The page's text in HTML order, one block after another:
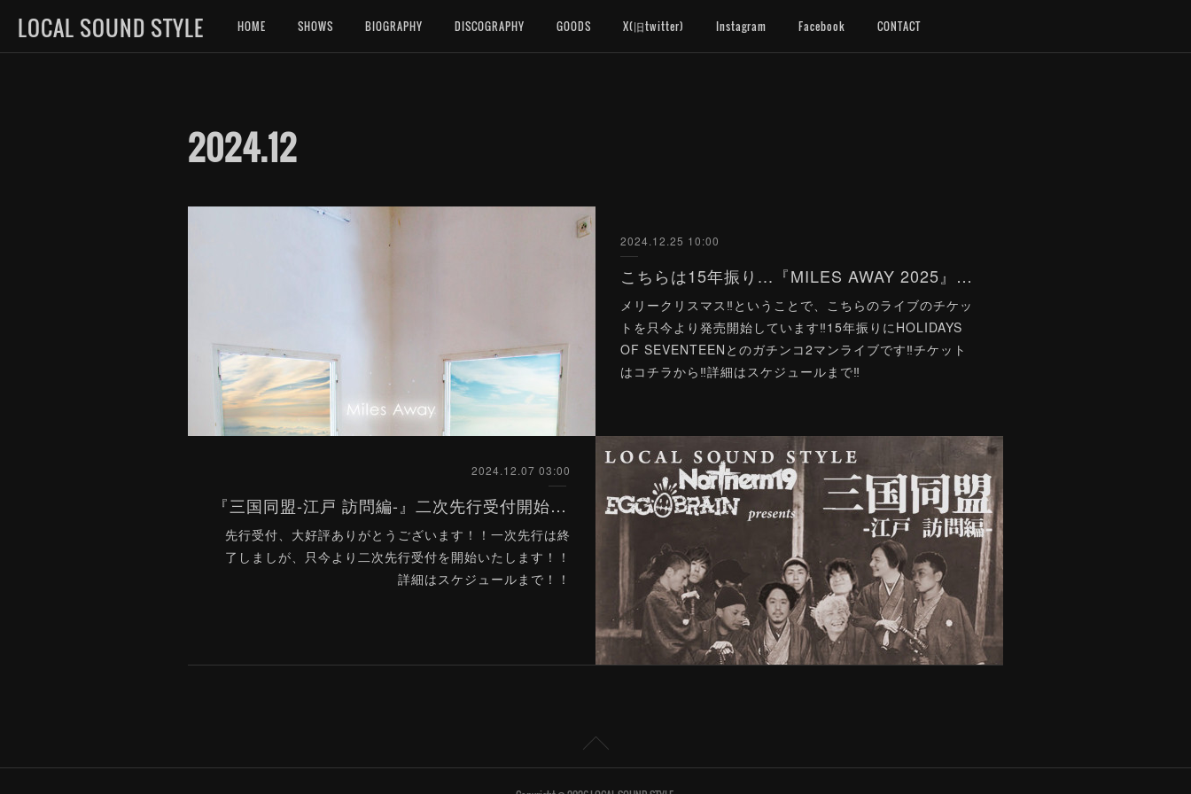
LOCAL SOUND STYLE HOME SHOWS BIOGRAPHY DISCOGRAPHY GOODS X(旧twitter) Instagram Facebook CONTACT
2024.12
2024.12.25 10:00
こちらは15年振り...『MILES AWAY 2025』開催決定＆チケット発売開始‼
メリークリスマス‼ということで、こちらのライブのチケッ
トを只今より発売開始しています‼15年振りにHOLIDAYS
OF SEVENTEENとのガチンコ2マンライブです‼チケット
はコチラから‼詳細はスケジュールまで‼
2024.12.07 03:00
『三国同盟-江戸 訪問編-』二次先行受付開始のお知らせ
先行受付、大好評ありがとうございます！！一次先行は終
了しましが、只今より二次先行受付を開始いたします！！
詳細はスケジュールまで！！